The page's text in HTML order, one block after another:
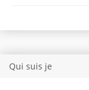
Qui suis je